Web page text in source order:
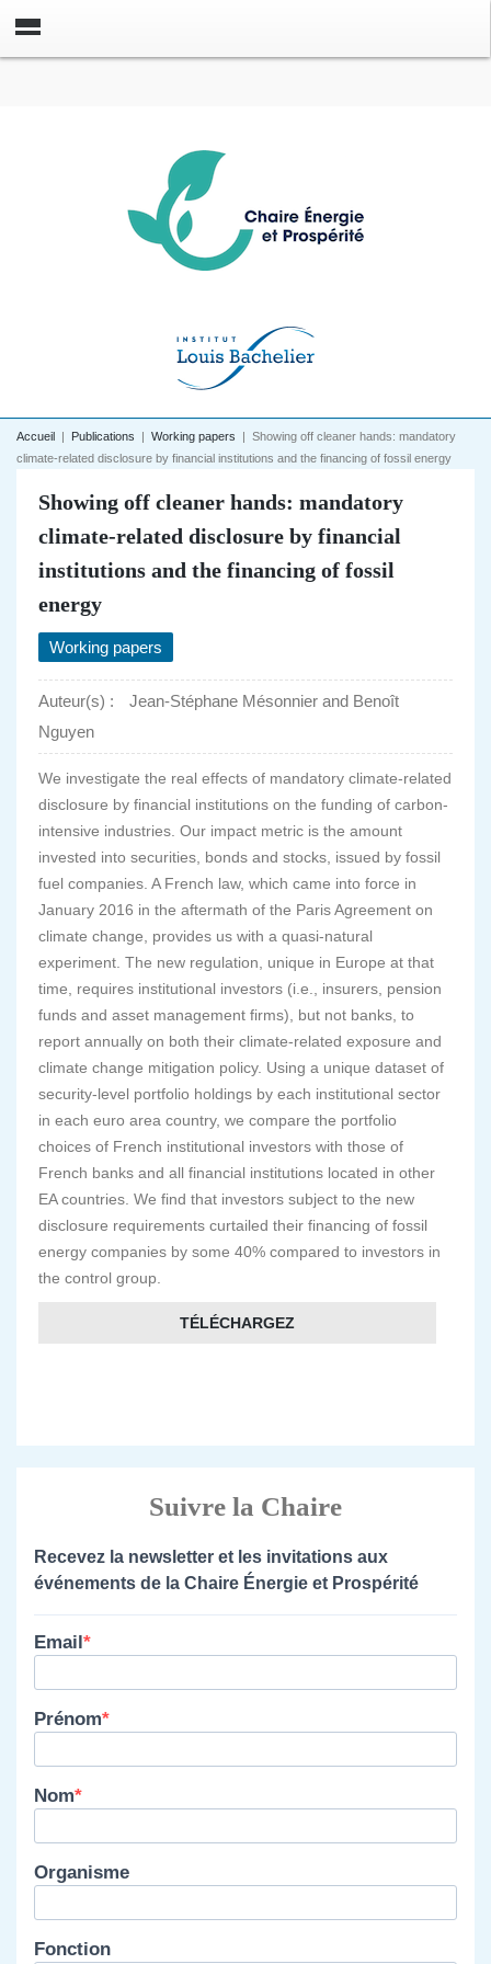
Accueil | Publications | Working papers | Showing off cleaner hands: mandatory
climate-related disclosure by financial institutions and the financing of fossil energy
Showing off cleaner hands: mandatory
climate-related disclosure by financial
institutions and the financing of fossil
energy
Working papers
Auteur(s) :
Jean-Stéphane Mésonnier and Benoît
Nguyen
We investigate the real effects of mandatory climate-related
disclosure by financial institutions on the funding of carbon-
intensive industries. Our impact metric is the amount
invested into securities, bonds and stocks, issued by fossil
fuel companies. A French law, which came into force in
January 2016 in the aftermath of the Paris Agreement on
climate change, provides us with a quasi-natural
experiment. The new regulation, unique in Europe at that
time, requires institutional investors (i.e., insurers, pension
funds and asset management firms), but not banks, to
report annually on both their climate-related exposure and
climate change mitigation policy. Using a unique dataset of
security-level portfolio holdings by each institutional sector
in each euro area country, we compare the portfolio
choices of French institutional investors with those of
French banks and all financial institutions located in other
EA countries. We find that investors subject to the new
disclosure requirements curtailed their financing of fossil
energy companies by some 40% compared to investors in
the control group.
TÉLÉCHARGEZ
Suivre la Chaire
Recevez la newsletter et les invitations aux
événements de la Chaire Énergie et Prospérité
Email
Prénom
Nom
Organisme
Fonction